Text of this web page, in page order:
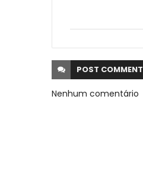
POST COMMENT
Nenhum comentário